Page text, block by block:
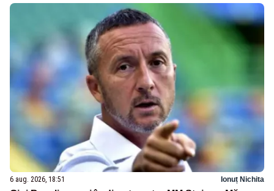
6 aug. 2026, 18:51 Ionuț Nichita